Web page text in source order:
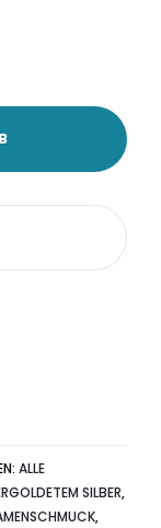
ALLE
SILBER,
,